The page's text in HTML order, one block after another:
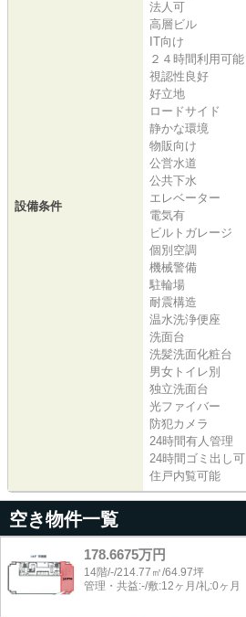
設備条件
法人可
高層ビル
IT向け
２４時間利用可能
視認性良好
好立地
ロードサイド
静かな環境
物販向け
公営水道
公共下水
エレベーター
電気有
ビルトガレージ
個別空調
機械警備
駐輪場
耐震構造
温水洗浄便座
洗面台
洗髪洗面化粧台
男女トイレ別
独立洗面台
光ファイバー
防犯カメラ
24時間有人管理
24時間ゴミ出し可
住戸内覧可能
空き物件一覧
178.6675万円
14階/-/214.77㎡/64.97坪
管理・共益:-/敷:12ヶ月/礼:0ヶ月